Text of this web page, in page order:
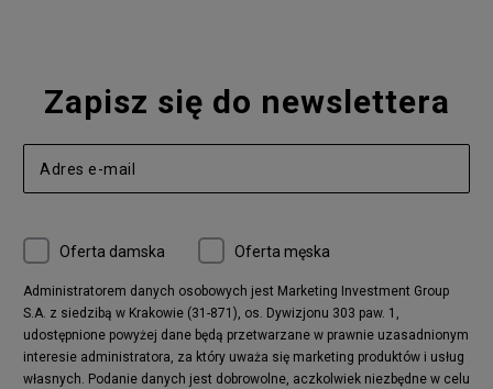
Air Jordan 1
New Balance 327
adidas Handball Spezial
Birkenstock Arizona
Nike Air Max 270
New Balance CT302
adidas Ozelia
Nike Air More Uptempo
adidas Stan Smith
Puma Mayze
Reebok Club C
New Balance 2002
adidas NMD
Converse Run Star Hike
Nike Air Max Pulse
adidas Nizza
New Balance 997
Zapisz się do newslettera
Oferta damska Oferta męska
Administratorem danych osobowych jest Marketing Investment Group
S.A. z siedzibą w Krakowie (31-871), os. Dywizjonu 303 paw. 1,
udostępnione powyżej dane będą przetwarzane w prawnie uzasadnionym
interesie administratora, za który uważa się marketing produktów i usług
własnych. Podanie danych jest dobrowolne, aczkolwiek niezbędne w celu